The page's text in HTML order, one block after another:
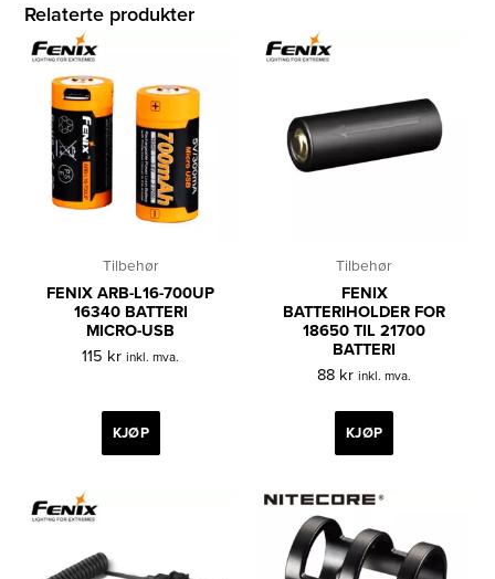
Relaterte produkter
Tilbehør
FENIX ARB-L16-700UP
16340 BATTERI
MICRO-USB
115 kr inkl. mva.
KJØP
Tilbehør
FENIX
BATTERIHOLDER FOR
18650 TIL 21700
BATTERI
88 kr inkl. mva.
KJØP